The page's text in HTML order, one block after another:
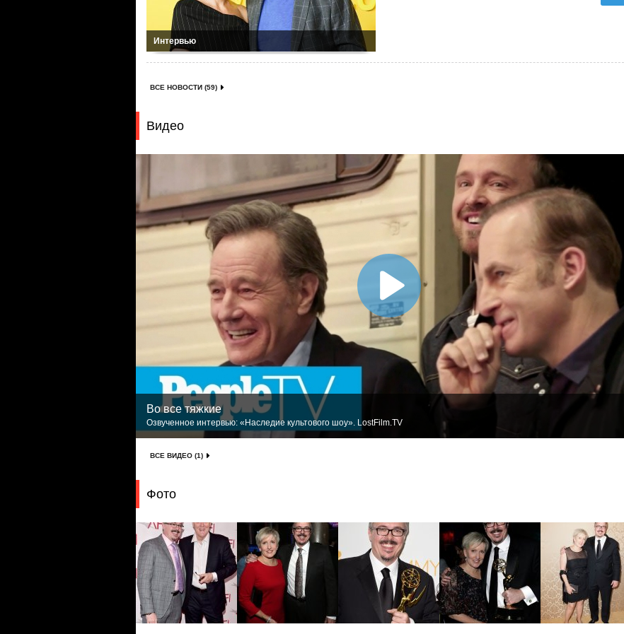
Интервью
ВСЕ НОВОСТИ (59)
Видео
Во все тяжкие
Озвученное интервью: «Наследие культового шоу». LostFilm.TV
ВСЕ ВИДЕО (1)
Фото